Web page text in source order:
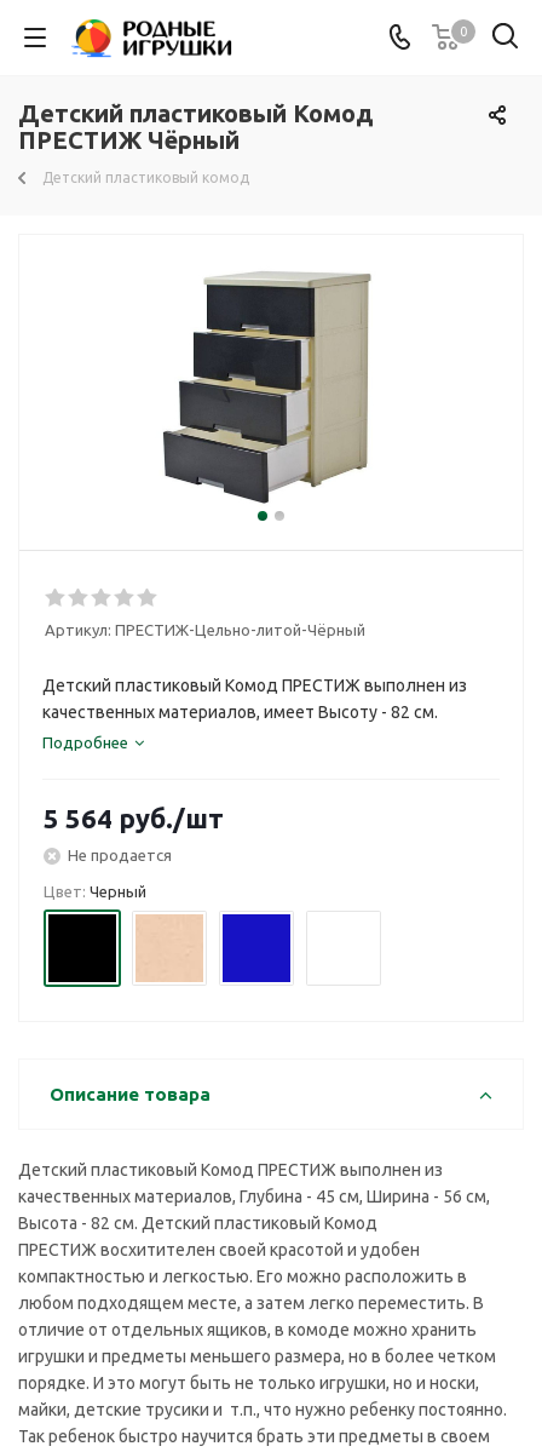
0
Детский пластиковый Комод
ПРЕСТИЖ Чёрный
Детский пластиковый комод
Артикул: ПРЕСТИЖ-Цельно-литой-Чёрный
Детский пластиковый Комод ПРЕСТИЖ выполнен из
качественных материалов, имеет Высоту - 82 см.
Подробнее
5 564 руб./шт
Не продается
Цвет: Черный
Описание товара
Детский пластиковый Комод ПРЕСТИЖ выполнен из
качественных материалов, Глубина - 45 см, Ширина - 56 см,
Высота - 82 см. Детский пластиковый Комод
ПРЕСТИЖ восхитителен своей красотой и удобен
компактностью и легкостью. Его можно расположить в
любом подходящем месте, а затем легко переместить. В
отличие от отдельных ящиков, в комоде можно хранить
игрушки и предметы меньшего размера, но в более четком
порядке. И это могут быть не только игрушки, но и носки,
майки, детские трусики и т.п., что нужно ребенку постоянно.
Так ребенок быстро научится брать эти предметы в своем